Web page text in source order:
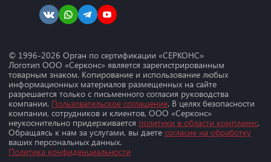
© 1996-2026 Орган по сертификации «СЕРКОНС»
Логотип ООО «Серконс» является зарегистрированным
товарным знаком. Копирование и использование любых
информационных материалов размещенных на сайте
разрешается только с письменного согласия руководства
компании. Пользовательское соглашение. В целях безопасности
компании, сотрудников и клиентов, ООО «Серконс»
неукоснительно придерживается политики в области комплаенс.
Обращаясь к нам за услугами, вы даете согласие на обработку
ваших персональных данных.
Политика конфиденциальности